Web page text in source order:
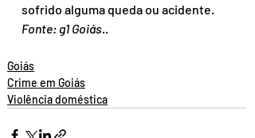
sofrido alguma queda ou acidente.
Fonte: g1 Goiás..
Goiás
Crime em Goiás
Violência doméstica